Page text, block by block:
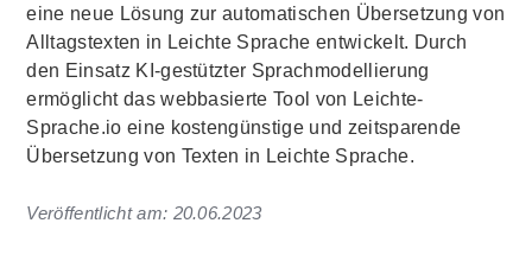
eine neue Lösung zur automatischen Übersetzung von
Alltagstexten in Leichte Sprache entwickelt. Durch
den Einsatz KI-gestützter Sprachmodellierung
ermöglicht das webbasierte Tool von Leichte-
Sprache.io eine kostengünstige und zeitsparende
Übersetzung von Texten in Leichte Sprache.
Veröffentlicht am: 20.06.2023